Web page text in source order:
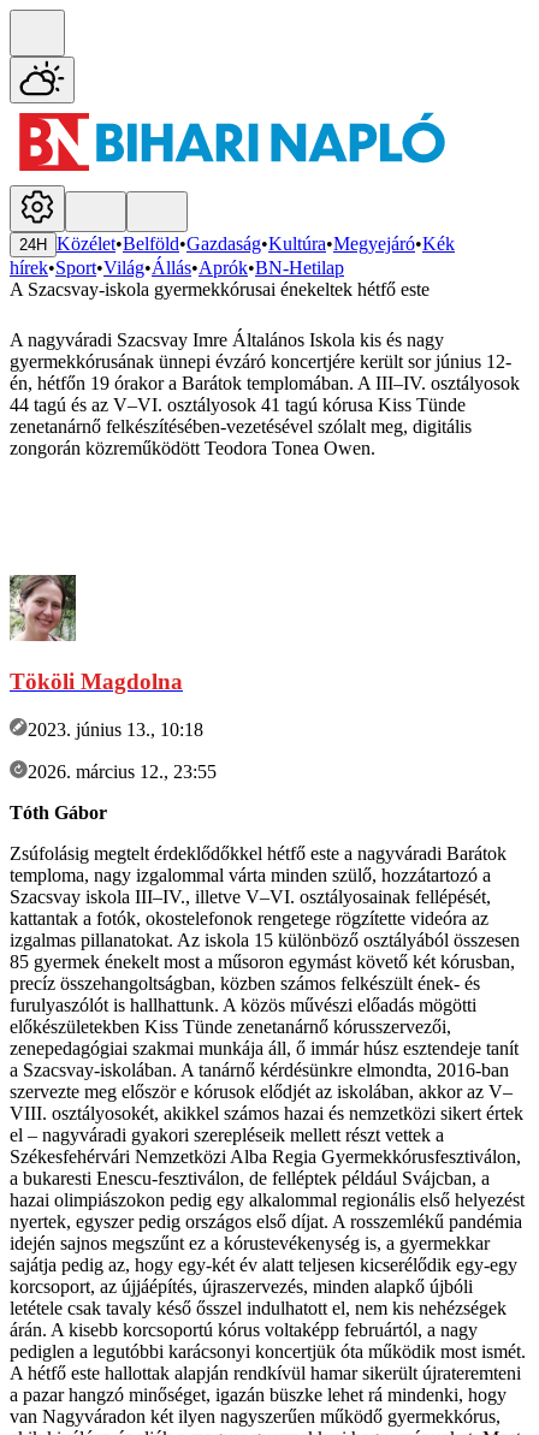
24H Közélet•Belföld•Gazdaság•Kultúra•Megyejáró•Kék
hírek•Sport•Világ•Állás•Aprók•BN-Hetilap
A Szacsvay-iskola gyermekkórusai énekeltek hétfő este
A nagyváradi Szacsvay Imre Általános Iskola kis és nagy
gyermekkórusának ünnepi évzáró koncertjére került sor június 12-
én, hétfőn 19 órakor a Barátok templomában. A III–IV. osztályosok
44 tagú és az V–VI. osztályosok 41 tagú kórusa Kiss Tünde
zenetanárnő felkészítésében-vezetésével szólalt meg, digitális
zongorán közreműködött Teodora Tonea Owen.
Tököli Magdolna
2023. június 13., 10:18
2026. március 12., 23:55
Tóth Gábor
Zsúfolásig megtelt érdeklődőkkel hétfő este a nagyváradi Barátok
temploma, nagy izgalommal várta minden szülő, hozzátartozó a
Szacsvay iskola III–IV., illetve V–VI. osztályosainak fellépését,
kattantak a fotók, okostelefonok rengetege rögzítette videóra az
izgalmas pillanatokat. Az iskola 15 különböző osztályából összesen
85 gyermek énekelt most a műsoron egymást követő két kórusban,
precíz összehangoltságban, közben számos felkészült ének- és
furulyaszólót is hallhattunk. A közös művészi előadás mögötti
előkészületekben Kiss Tünde zenetanárnő kórusszervezői,
zenepedagógiai szakmai munkája áll, ő immár húsz esztendeje tanít
a Szacsvay-iskolában. A tanárnő kérdésünkre elmondta, 2016-ban
szervezte meg először e kórusok elődjét az iskolában, akkor az V–
VIII. osztályosokét, akikkel számos hazai és nemzetközi sikert értek
el – nagyváradi gyakori szerepléseik mellett részt vettek a
Székesfehérvári Nemzetközi Alba Regia Gyermekkórusfesztiválon,
a bukaresti Enescu-fesztiválon, de felléptek például Svájcban, a
hazai olimpiászokon pedig egy alkalommal regionális első helyezést
nyertek, egyszer pedig országos első díjat. A rosszemlékű pandémia
idején sajnos megszűnt ez a kórustevékenység is, a gyermekkar
sajátja pedig az, hogy egy-két év alatt teljesen kicserélődik egy-egy
korcsoport, az újjáépítés, újraszervezés, minden alapkő újbóli
letétele csak tavaly késő ősszel indulhatott el, nem kis nehézségek
árán. A kisebb korcsoportú kórus voltaképp februártól, a nagy
pediglen a legutóbbi karácsonyi koncertjük óta működik most ismét.
A hétfő este hallottak alapján rendkívül hamar sikerült újrateremteni
a pazar hangzó minőséget, igazán büszke lehet rá mindenki, hogy
van Nagyváradon két ilyen nagyszerűen működő gyermekkórus,